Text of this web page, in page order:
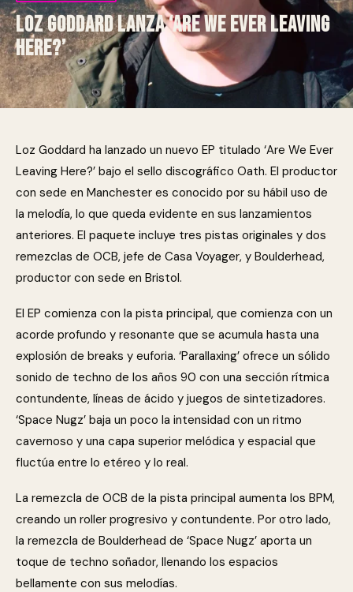
Loz Goddard lanza ‘Are We Ever Leaving
Here?’
Loz Goddard ha lanzado un nuevo EP titulado ‘Are We Ever
Leaving Here?’ bajo el sello discográfico Oath. El productor
con sede en Manchester es conocido por su hábil uso de
la melodía, lo que queda evidente en sus lanzamientos
anteriores. El paquete incluye tres pistas originales y dos
remezclas de OCB, jefe de Casa Voyager, y Boulderhead,
productor con sede en Bristol.
El EP comienza con la pista principal, que comienza con un
acorde profundo y resonante que se acumula hasta una
explosión de breaks y euforia. ‘Parallaxing’ ofrece un sólido
sonido de techno de los años 90 con una sección rítmica
contundente, líneas de ácido y juegos de sintetizadores.
‘Space Nugz’ baja un poco la intensidad con un ritmo
cavernoso y una capa superior melódica y espacial que
fluctúa entre lo etéreo y lo real.
La remezcla de OCB de la pista principal aumenta los BPM,
creando un roller progresivo y contundente. Por otro lado,
la remezcla de Boulderhead de ‘Space Nugz’ aporta un
toque de techno soñador, llenando los espacios
bellamente con sus melodías.